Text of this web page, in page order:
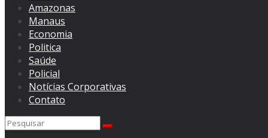
Amazonas
Manaus
Economia
Politica
Saúde
Policial
Notícias Corporativas
Contato